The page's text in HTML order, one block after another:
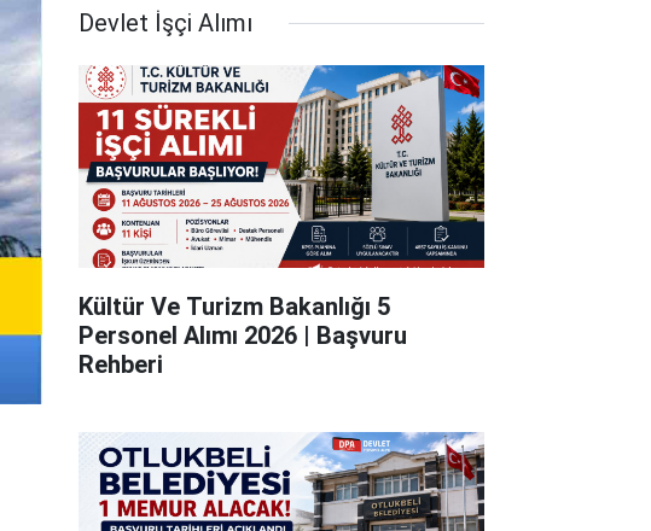
Devlet İşçi Alımı
Kültür Ve Turizm Bakanlığı 5
Personel Alımı 2026 | Başvuru
Rehberi